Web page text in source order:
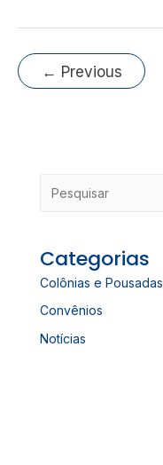
← Previous
Categorias
Colônias e Pousadas
Convênios
Notícias